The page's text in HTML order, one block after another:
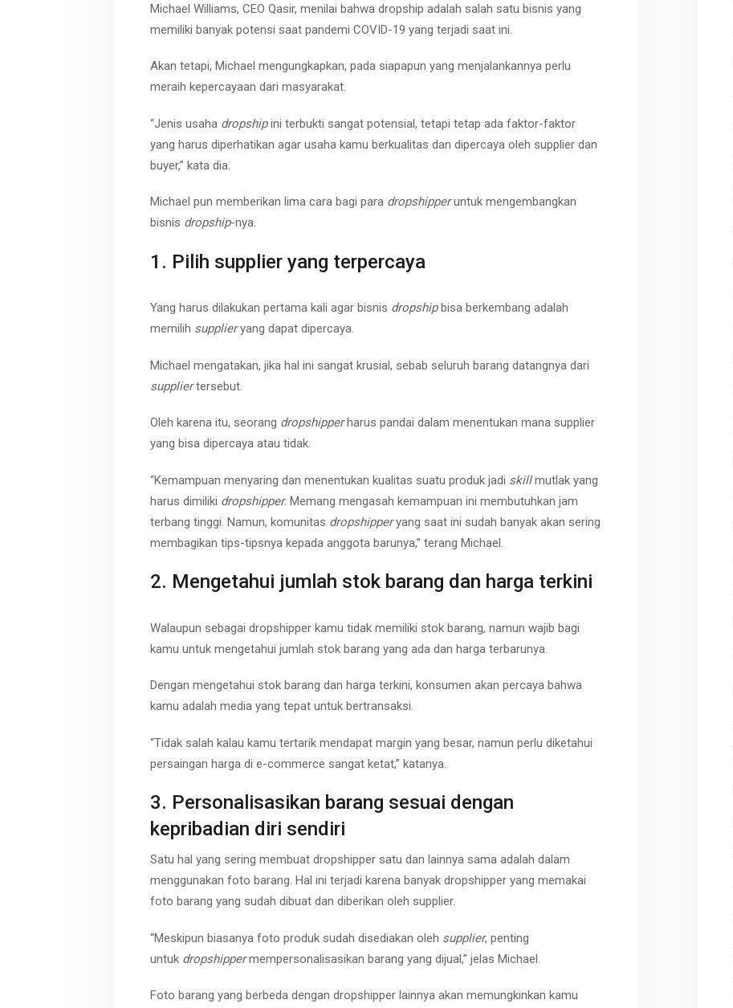
Michael Williams, CEO Qasir, menilai bahwa dropship adalah salah satu bisnis yang
memiliki banyak potensi saat pandemi COVID-19 yang terjadi saat ini.
Akan tetapi, Michael mengungkapkan, pada siapapun yang menjalankannya perlu
meraih kepercayaan dari masyarakat.
“Jenis usaha dropshipini terbukti sangat potensial, tetapi tetap ada faktor-faktor
yang harus diperhatikan agar usaha kamu berkualitas dan dipercaya oleh supplier dan
buyer,” kata dia.
Michael pun memberikan lima cara bagi para dropshipperuntuk mengembangkan
bisnis dropship-nya.
1. Pilih supplier yang terpercaya
Yang harus dilakukan pertama kali agar bisnis dropshipbisa berkembang adalah
memilih supplieryang dapat dipercaya.
Michael mengatakan, jika hal ini sangat krusial, sebab seluruh barang datangnya dari
suppliertersebut.
Oleh karena itu, seorang dropshipperharus pandai dalam menentukan mana supplier
yang bisa dipercaya atau tidak.
“Kemampuan menyaring dan menentukan kualitas suatu produk jadi skillmutlak yang
harus dimiliki dropshipper. Memang mengasah kemampuan ini membutuhkan jam
terbang tinggi. Namun, komunitas dropshipperyang saat ini sudah banyak akan sering
membagikan tips-tipsnya kepada anggota barunya,” terang Michael.
2. Mengetahui jumlah stok barang dan harga terkini
Walaupun sebagai dropshipper kamu tidak memiliki stok barang, namun wajib bagi
kamu untuk mengetahui jumlah stok barang yang ada dan harga terbarunya.
Dengan mengetahui stok barang dan harga terkini, konsumen akan percaya bahwa
kamu adalah media yang tepat untuk bertransaksi.
“Tidak salah kalau kamu tertarik mendapat margin yang besar, namun perlu diketahui
persaingan harga di e-commerce sangat ketat,” katanya.
3. Personalisasikan barang sesuai dengan
kepribadian diri sendiri
Satu hal yang sering membuat dropshipper satu dan lainnya sama adalah dalam
menggunakan foto barang. Hal ini terjadi karena banyak dropshipper yang memakai
foto barang yang sudah dibuat dan diberikan oleh supplier.
“Meskipun biasanya foto produk sudah disediakan oleh supplier, penting
untuk dropshippermempersonalisasikan barang yang dijual,” jelas Michael.
Foto barang yang berbeda dengan dropshipper lainnya akan memungkinkan kamu